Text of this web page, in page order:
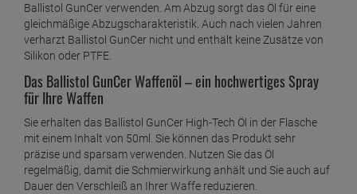
Ballistol GunCer verwenden. Am Abzug sorgt das Öl für eine
gleichmäßige Abzugscharakteristik. Auch nach vielen Jahren
verharzt Ballistol GunCer nicht und enthält keine Zusätze von
Silikon oder PTFE.
Das Ballistol GunCer Waffenöl – ein hochwertiges Spray
für Ihre Waffen
Sie erhalten das Ballistol GunCer High-Tech Öl in der Flasche
mit einem Inhalt von 50ml. Sie können das Produkt sehr
präzise und sparsam verwenden. Nutzen Sie das Öl
regelmäßig, damit die Schmierwirkung anhält und Sie auch auf
Dauer den Verschleiß an Ihrer Waffe reduzieren.